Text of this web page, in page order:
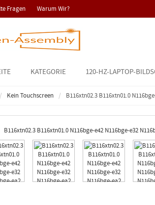
Fragen Warum Wir?
KATEGORIE 120-HZ-LAPTOP-
Kein Touchscreen B116xtn02.3 B116xtn01.0